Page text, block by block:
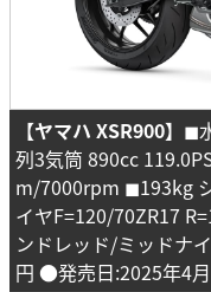
【ヤマハ XSR900】 ◼︎
列3気筒 890cc
m/7000rpm ◼︎193kg
イヤF=120/70ZR17
ンドレッド/ミッドナ
円 ●発売日:2025年4